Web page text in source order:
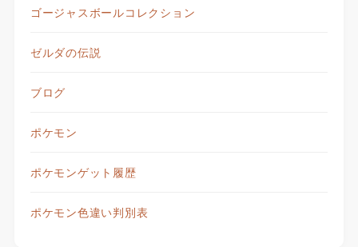
ゴージャスボールコレクション
ゼルダの伝説
ブログ
ポケモン
ポケモンゲット履歴
ポケモン色違い判別表